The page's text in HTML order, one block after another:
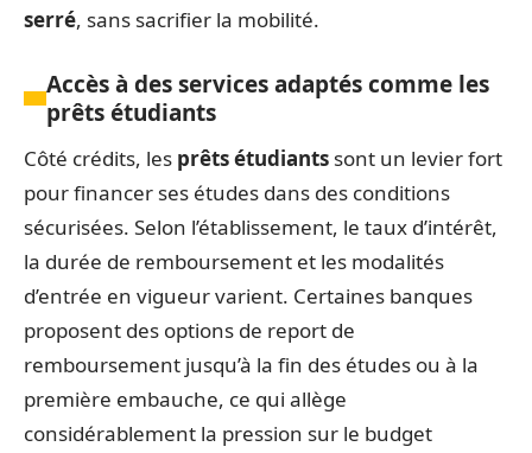
serré, sans sacrifier la mobilité.
Accès à des services adaptés comme les
prêts étudiants
Côté crédits, les prêts étudiants sont un levier fort
pour financer ses études dans des conditions
sécurisées. Selon l’établissement, le taux d’intérêt,
la durée de remboursement et les modalités
d’entrée en vigueur varient. Certaines banques
proposent des options de report de
remboursement jusqu’à la fin des études ou à la
première embauche, ce qui allège
considérablement la pression sur le budget